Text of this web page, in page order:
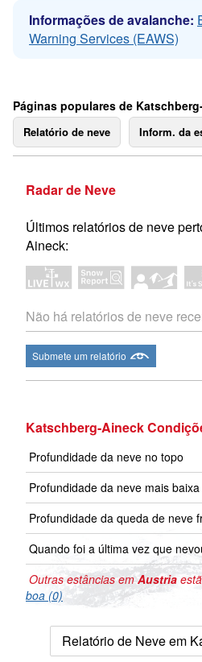
Informações de avalanche:
Warning Services (EAWS)
Páginas populares de
Relatório de neve Inform. da
Radar de Neve
Últimos relatórios de neve
Aineck:
Não há relatórios de neve
Submete um relatório
Katschberg-Aineck
Profundidade da neve no topo
Profundidade da neve mais baixa
Profundidade da queda de neve
Quando foi a última vez que
Outras estâncias emAustria
boa (0)
Relatório de Neve em